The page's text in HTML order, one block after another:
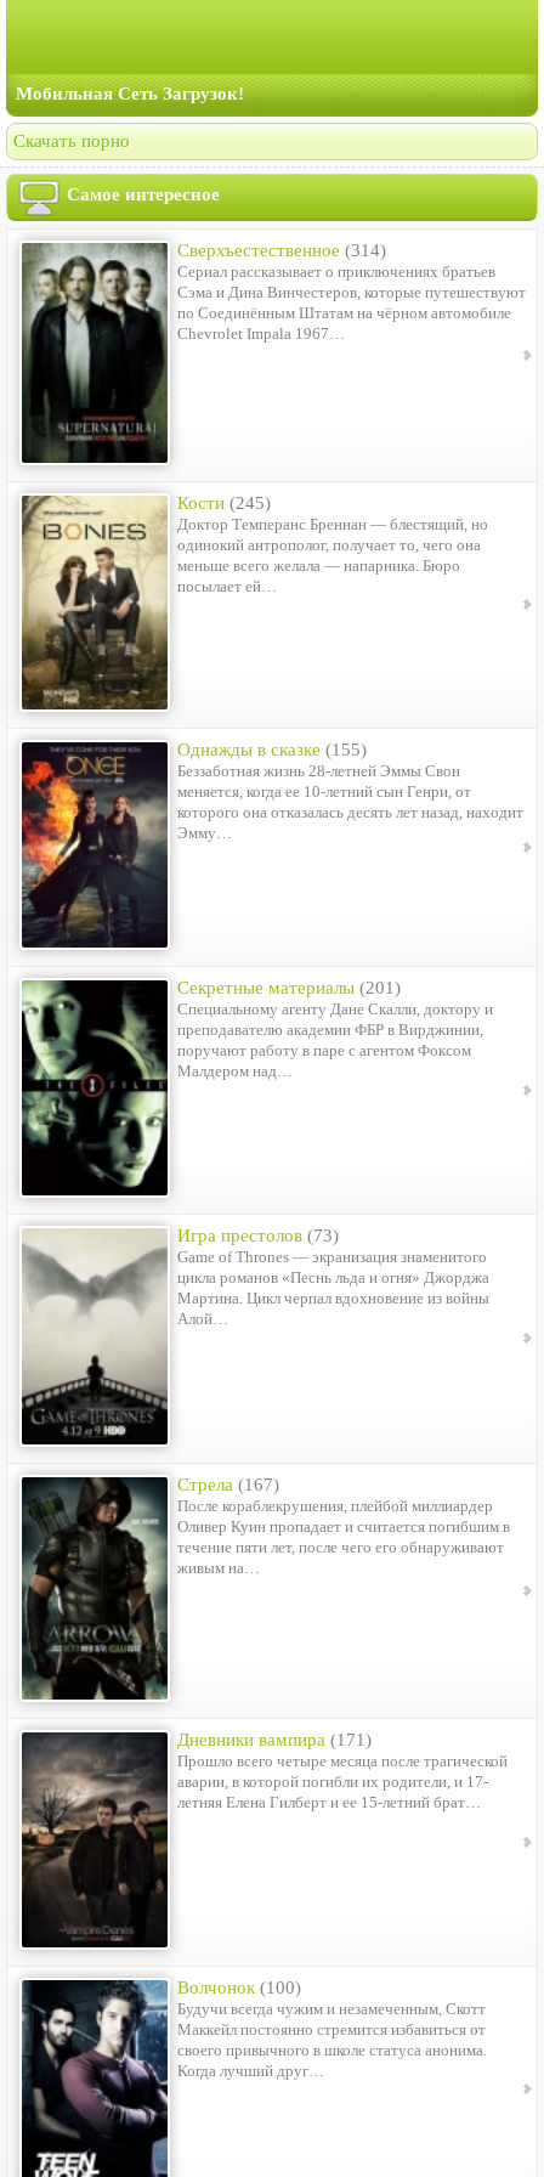
Мобильная Сеть Загрузок!
Скачать порно
Самое интересное
Сверхъестественное (314)
Сериал рассказывает о приключениях братьев
Сэма и Дина Винчестеров, которые путешествуют
по Соединённым Штатам на чёрном автомобиле
Chevrolet Impala 1967…
Кости (245)
Доктор Темперанс Бреннан — блестящий, но
одинокий антрополог, получает то, чего она
меньше всего желала — напарника. Бюро
посылает ей…
Однажды в сказке (155)
Беззаботная жизнь 28-летней Эммы Свон
меняется, когда ее 10-летний сын Генри, от
которого она отказалась десять лет назад, находит
Эмму…
Секретные материалы (201)
Специальному агенту Дане Скалли, доктору и
преподавателю академии ФБР в Вирджинии,
поручают работу в паре с агентом Фоксом
Малдером над…
Игра престолов (73)
Game of Thrones — экранизация знаменитого
цикла романов «Песнь льда и огня» Джорджа
Мартина. Цикл черпал вдохновение из войны
Алой…
Стрела (167)
После кораблекрушения, плейбой миллиардер
Оливер Куин пропадает и считается погибшим в
течение пяти лет, после чего его обнаруживают
живым на…
Дневники вампира (171)
Прошло всего четыре месяца после трагической
аварии, в которой погибли их родители, и 17-
летняя Елена Гилберт и ее 15-летний брат…
Волчонок (100)
Будучи всегда чужим и незамеченным, Скотт
Маккейл постоянно стремится избавиться от
своего привычного в школе статуса анонима.
Когда лучший друг…